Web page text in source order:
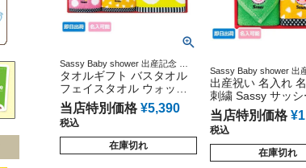
Sassy Baby shower 出産記念 出
産グッズ マタニティ 妊婦ママ 御
出産祝い 妊娠祝い 誕生日祝い ハ
ーフバースデー
タオルギフト バスタオル
フェイスタオル ウォッシ
ュタオル ミニタオル 名入
れ 刺繍 出産祝い
当店特別価格 ¥5,390
税込
在庫切れ
Sassy Baby shower 出
産グッズ マタニティ 妊
出産祝い 妊娠祝い 誕生
ーフバースデー
出産祝い 名入れ
刺繍 Sassy サッシ
ルギフト ウォッシ
ル ミニタオルセッ
カチ 男の子 女の子
タ
当店特別価格 ¥
税込
在庫切れ